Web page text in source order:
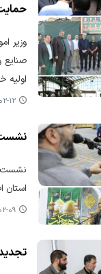
وزیر
صنایع
اولیه
۱۴۰۵-
نشست
نشست
استان
۱۴۰۵-